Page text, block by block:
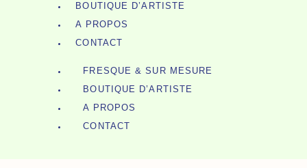
BOUTIQUE D’ARTISTE
A PROPOS
CONTACT
FRESQUE & SUR MESURE
BOUTIQUE D’ARTISTE
A PROPOS
CONTACT